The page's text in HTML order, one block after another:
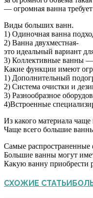
— огромная ванна
Виды больших ванн.
1) Одиночная ванна
2) Ванна двухместная-
это идеальный вариант
3) Коллективные ванны —
Какие функции имеют
1) Дополнительный
2) Система очистки и
3) Разнообразное
4)Встроенные
Из какого материала
Чаще всего большие
Самые
Большие ванны могут
Какую ванну приобрести
СХОЖИЕ СТАТЬИ